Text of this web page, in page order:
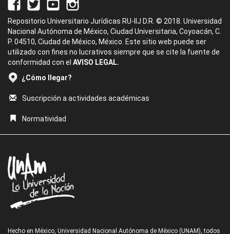
Repositorio Universitario Jurídicas RU-IIJ D.R. © 2018. Universidad
Nacional Autónoma de México, Ciudad Universitaria, Coyoacán, C.
P. 04510, Ciudad de México, México. Este sitio web puede ser
utilizado con fines no lucrativos siempre que se cite la fuente de
conformidad con el AVISO LEGAL.
¿Cómo llegar?
Suscripción a actividades académicas
Normatividad
Hecho en México, Universidad Nacional Autónoma de México (UNAM), todos